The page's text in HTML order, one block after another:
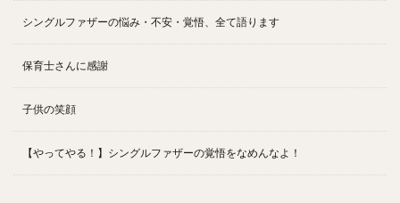
シングルファザーの悩み・不安・覚悟、全て語ります
保育士さんに感謝
子供の笑顔
【やってやる！】シングルファザーの覚悟をなめんなよ！